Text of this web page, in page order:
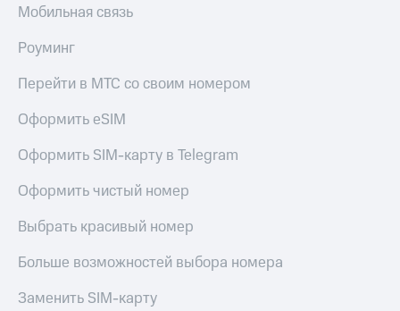
Мобильная связь
Роуминг
Перейти в МТС со своим номером
Оформить eSIM
Оформить SIM-карту в Telegram
Оформить чистый номер
Выбрать красивый номер
Больше возможностей выбора номера
Заменить SIM-карту